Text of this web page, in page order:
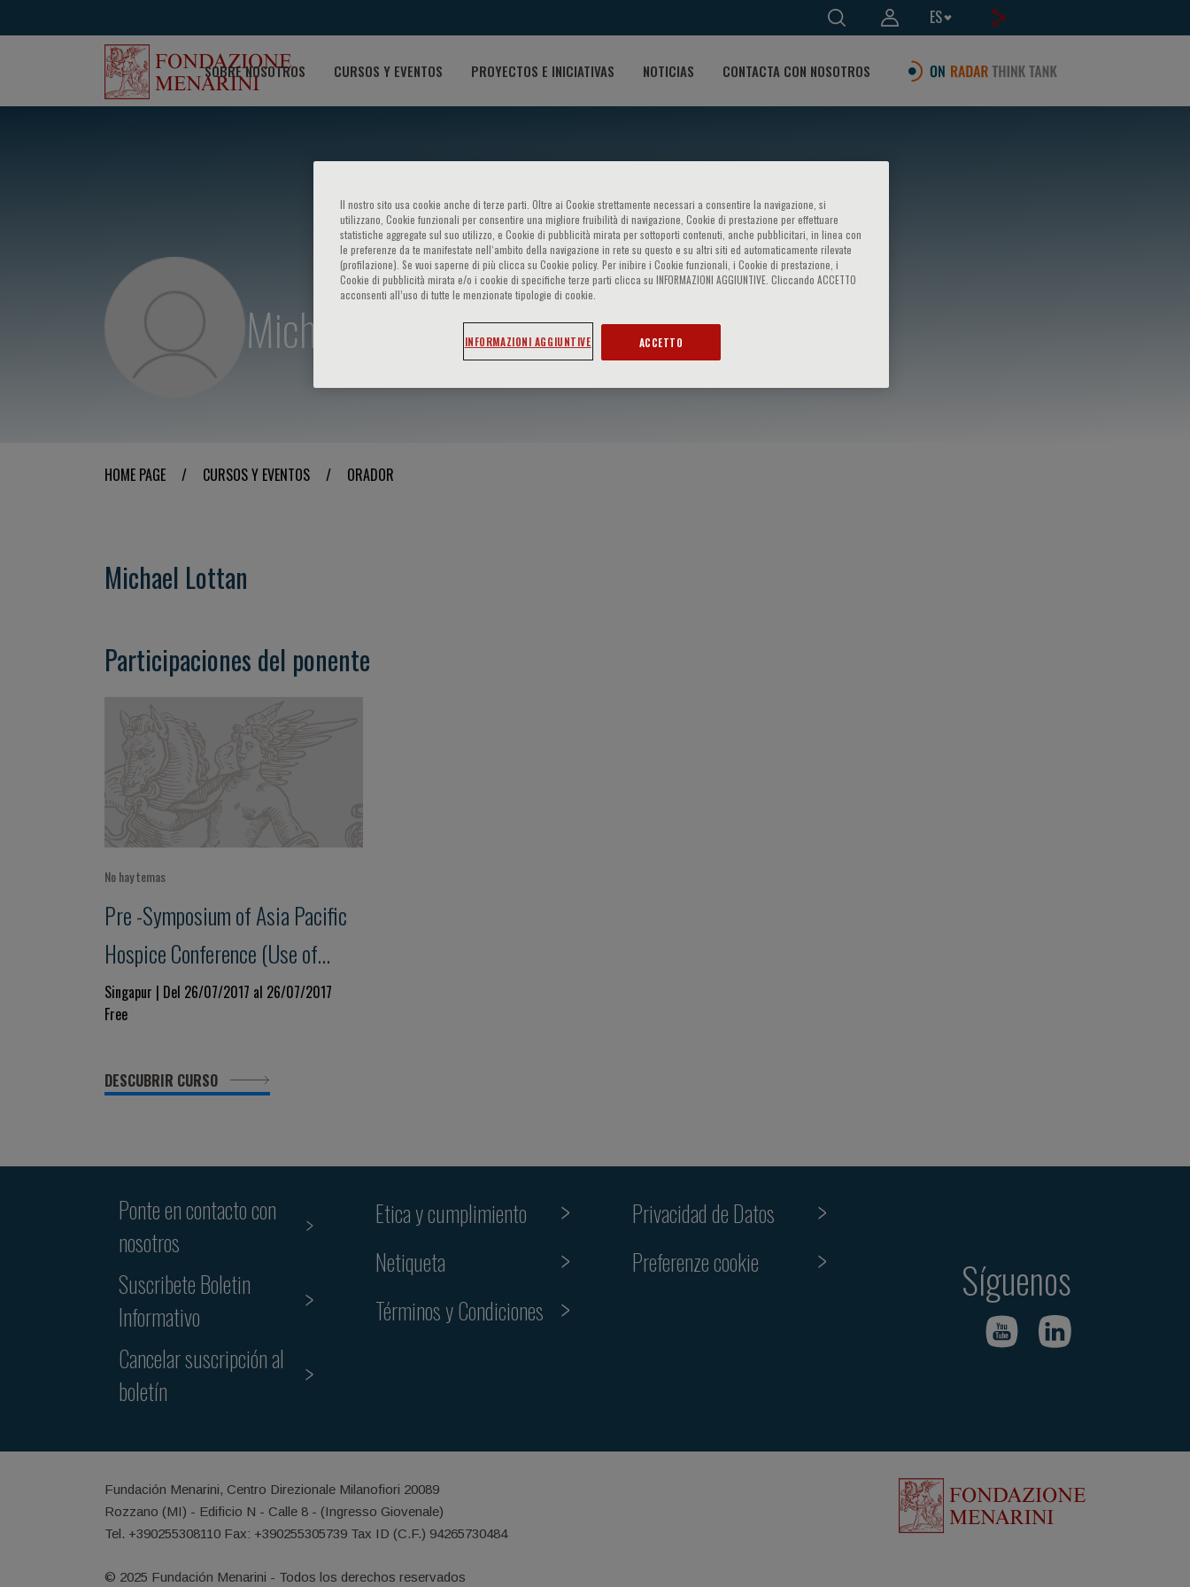
ES
SOBRE NOSOTROS CURSOS Y EVENTOS PROYECTOS E INICIATIVAS NOTICIAS CONTACTA CON NOSOTROS
Michael Lottan
HOME PAGE / CURSOS Y EVENTOS / ORADOR
Michael Lottan
Participaciones del ponente
No hay temas
Pre -Symposium of Asia Pacific
Hospice Conference (Use of
opioids in palliative care and
cancer pain, 26-29 Luglio 2017):
New frontiers in cancer pain
management - a palliative care
Singapur | Del 26/07/2017 al 26/07/2017
Free
DESCUBRIR CURSO
Ponte en contacto con
nosotros
Suscribete Boletin
Informativo
Cancelar suscripción al
boletín
Etica y cumplimiento
Netiqueta
Términos y Condiciones
Privacidad de Datos
Preferenze cookie
Síguenos
Fundación Menarini, Centro Direzionale Milanofiori 20089
Rozzano (MI) - Edificio N - Calle 8 - (Ingresso Giovenale)
Tel. +390255308110 Fax: +390255305739 Tax ID (C.F.) 94265730484
© 2025 Fundación Menarini - Todos los derechos reservados
Il nostro sito usa cookie anche di terze parti. Oltre ai Cookie strettamente necessari a consentire la navigazione, si
utilizzano, Cookie funzionali per consentire una migliore fruibilità di navigazione, Cookie di prestazione per effettuare
statistiche aggregate sul suo utilizzo, e Cookie di pubblicità mirata per sottoporti contenuti, anche pubblicitari, in linea con
le preferenze da te manifestate nell‘ambito della navigazione in rete su questo e su altri siti ed automaticamente rilevate
(profilazione). Se vuoi saperne di più clicca su Cookie policy. Per inibire i Cookie funzionali, i Cookie di prestazione, i
Cookie di pubblicità mirata e/o i cookie di specifiche terze parti clicca su INFORMAZIONI AGGIUNTIVE. Cliccando ACCETTO
acconsenti all’uso di tutte le menzionate tipologie di cookie.
INFORMAZIONI AGGIUNTIVE ACCETTO